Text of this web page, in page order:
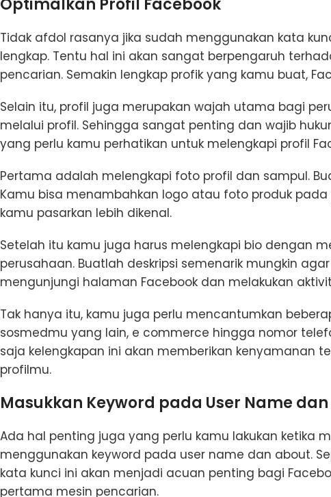
Optimalkan Profil Facebook
Tidak afdol rasanya jika sudah menggunakan kata
lengkap. Tentu hal ini akan sangat berpengaruh
pencarian. Semakin lengkap profik yang kamu buat,
Selain itu, profil juga merupakan wajah utama bagi
melalui profil. Sehingga sangat penting dan wajib
yang perlu kamu perhatikan untuk melengkapi profil
Pertama adalah melengkapi foto profil dan sampul.
Kamu bisa menambahkan logo atau foto produk pada
kamu pasarkan lebih dikenal.
Setelah itu kamu juga harus melengkapi bio dengan
perusahaan. Buatlah deskripsi semenarik mungkin
mengunjungi halaman Facebook dan melakukan
Tak hanya itu, kamu juga perlu mencantumkan
sosmedmu yang lain, e commerce hingga nomor
saja kelengkapan ini akan memberikan kenyamanan
profilmu.
Masukkan Keyword pada User Name
Ada hal penting juga yang perlu kamu lakukan ketika
menggunakan keyword pada user name dan about.
kata kunci ini akan menjadi acuan penting bagi
pertama mesin pencarian.